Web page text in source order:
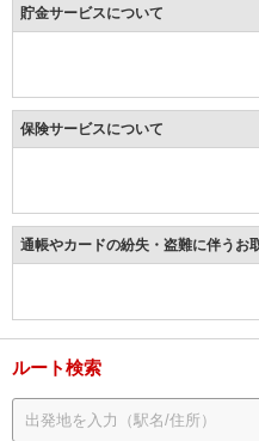
貯金サービスについて
保険サービスについて
通帳やカードの紛失・盗難に伴うお
ルート検索